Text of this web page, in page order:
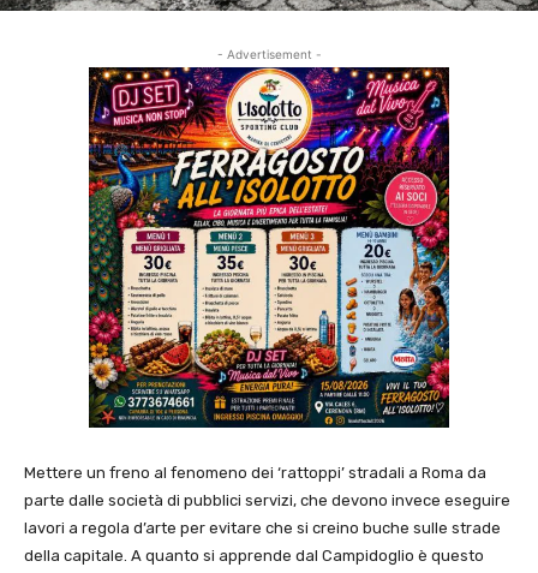
- Advertisement -
Mettere un freno al fenomeno dei ‘rattoppi’ stradali a Roma da
parte dalle società di pubblici servizi, che devono invece eseguire
lavori a regola d’arte per evitare che si creino buche sulle strade
della capitale. A quanto si apprende dal Campidoglio è questo